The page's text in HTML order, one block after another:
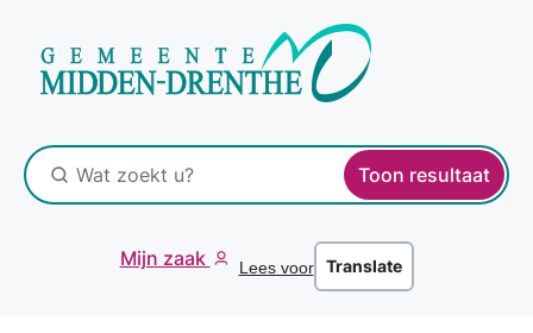
Toon resultaat
Mijn zaak Lees voor Translate